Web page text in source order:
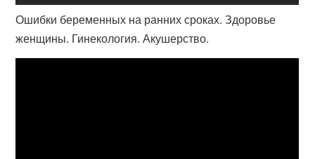
Ошибки беременных на ранних сроках. Здоровье
женщины. Гинекология. Акушерство.